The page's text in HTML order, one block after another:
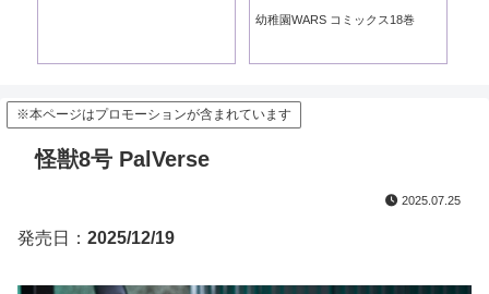
幼稚園WARS コミックス18巻
※本ページはプロモーションが含まれています
怪獣8号 PalVerse
2025.07.25
発売日： 2025/12/19